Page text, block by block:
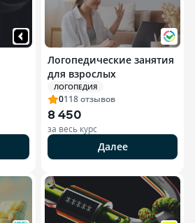
Логопедические занятия
для взрослых
ЛОГОПЕДИЯ
0118отзывов
8 450
за весь курс
Далее